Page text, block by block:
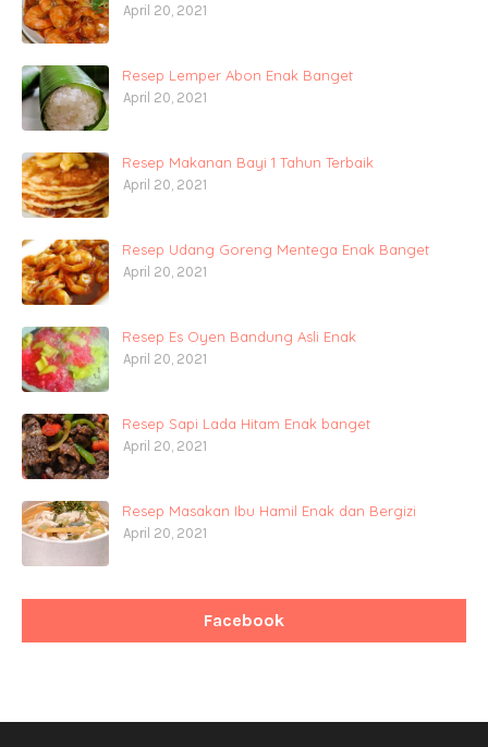
April 20, 2021
Resep Lemper Abon Enak Banget
April 20, 2021
Resep Makanan Bayi 1 Tahun Terbaik
April 20, 2021
Resep Udang Goreng Mentega Enak Banget
April 20, 2021
Resep Es Oyen Bandung Asli Enak
April 20, 2021
Resep Sapi Lada Hitam Enak banget
April 20, 2021
Resep Masakan Ibu Hamil Enak dan Bergizi
April 20, 2021
Facebook